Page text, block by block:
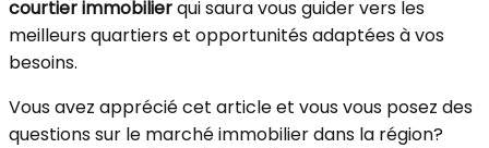
courtier immobilierqui saura vous guider vers les
meilleurs quartiers et opportunités adaptées à vos
besoins.
Vous avez apprécié cet article et vous vous posez des
questions sur le marché immobilier dans la région?